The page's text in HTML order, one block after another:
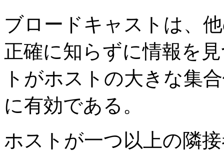
ブロードキャストは、
正確に知らずに情報を
トがホストの大きな集
に有効である。
ホストが一つ以上の隣